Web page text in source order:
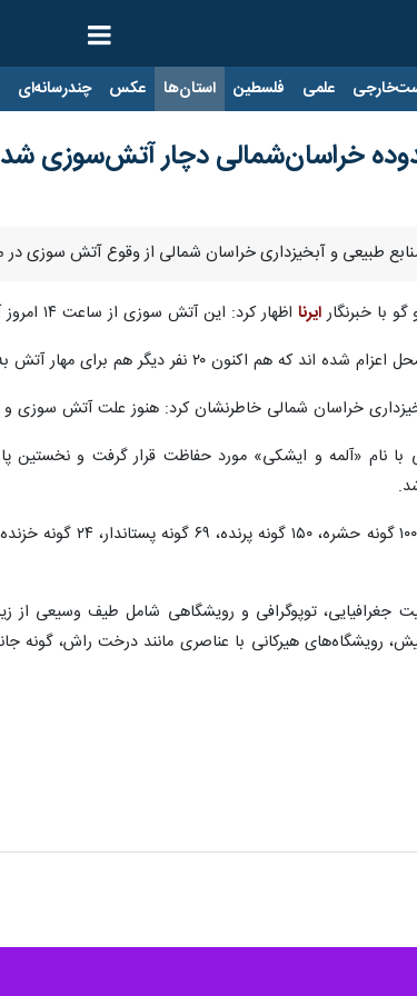
علمی فلسطین استان‌ها عکس چندرسانه‌ای
خراسان‌شمالی دچار آتش‌سوزی شد